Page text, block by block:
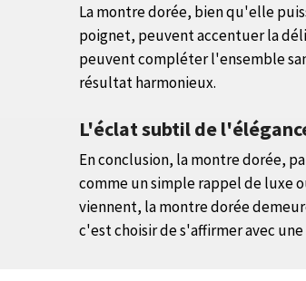
La montre dorée, bien qu'elle
poignet, peuvent accentuer la
peuvent compléter l'ensemble
résultat harmonieux.
L'éclat subtil de
En conclusion, la montre dorée,
comme un simple rappel de luxe
viennent, la montre dorée
c'est choisir de s'affirmer avec